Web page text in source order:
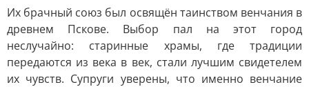
Их брачный союз был освящён таинством венчания в
древнем Пскове. Выбор пал на этот город
неслучайно: старинные храмы, где традиции
передаются из века в век, стали лучшим свидетелем
их чувств. Супруги уверены, что именно венчание